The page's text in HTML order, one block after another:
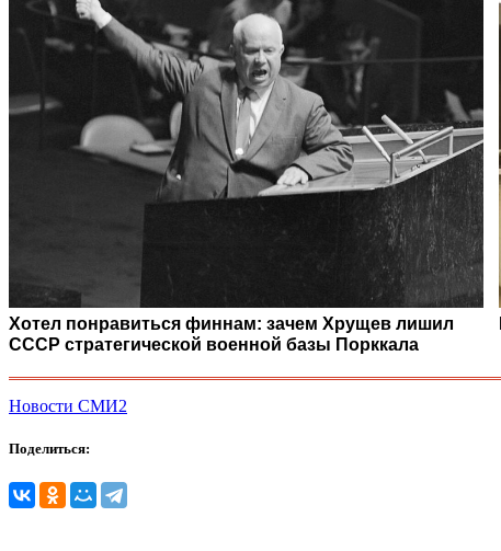
Хотел понравиться финнам: зачем Хрущев лишил
СССР стратегической военной базы Порккала
Новости СМИ2
Поделиться: